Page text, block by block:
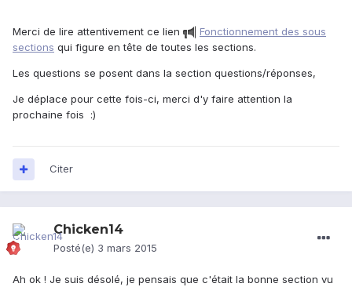
Merci de lire attentivement ce lien
Fonctionnement des sous
sections qui figure en tête de toutes les sections.
Les questions se posent dans la section questions/réponses,
Je déplace pour cette fois-ci, merci d'y faire attention la
prochaine fois :)
Citer
Chicken14
Posté(e) 3 mars 2015
Ah ok ! Je suis désolé, je pensais que c'était la bonne section vu